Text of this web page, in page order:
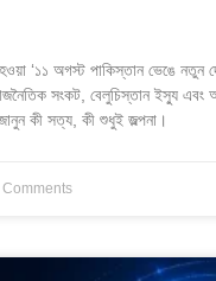
‘১১ অগস্ট পাকিস্তান ভেঙে নতুন
সংকট, বেলুচিস্তান ইস্যু এবং
কী সত্য, কী শুধুই জল্পনা।
Comments